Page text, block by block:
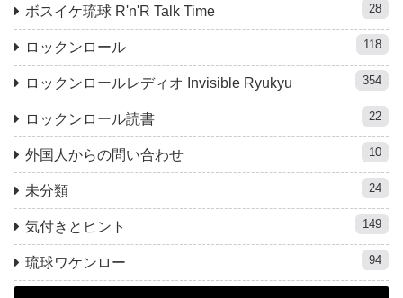
ボスイケ琉球 R'n'R Talk Time 28
ロックンロール 118
ロックンロールレディオ Invisible Ryukyu 354
ロックンロール読書 22
外国人からの問い合わせ 10
未分類 24
気付きとヒント 149
琉球ワケンロー 94